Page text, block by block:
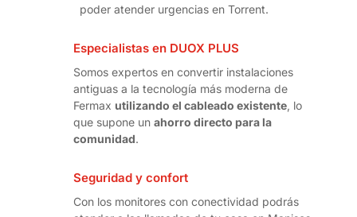
poder atender urgencias en Torrent.
Especialistas en DUOX PLUS
Somos expertos en convertir instalaciones
antiguas a la tecnología más moderna de
Fermax utilizando el cableado existente, lo
que supone un ahorro directo para la
comunidad.
Seguridad y confort
Con los monitores con conectividad podrás